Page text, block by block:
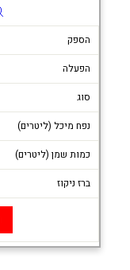
הספק
הפעלה
סוג
נפח מיכל (ליטרים)
כמות שמן (ליטרים)
ברז ניקוז